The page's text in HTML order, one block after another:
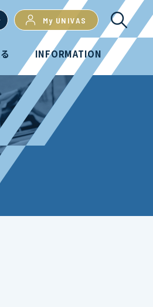
My UNIVAS
INFORMATION